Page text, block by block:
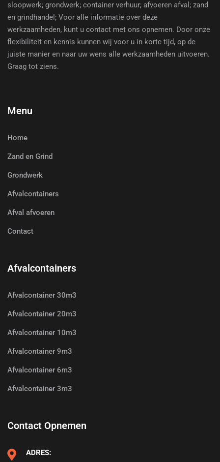
sloopwerk; grondwerk; container verhuur; afvoeren afval; zand
en grindhandel; Voor alle informatie over deze
werkzaamheden, kunt u contact met ons opnemen. Door onze
flexibiliteit en kennis kunnen wij voor u in korte tijd, op de
juiste manier en naar uw wens alle werkzaamheden uitvoeren.
Graag tot ziens.
Menu
Home
Zand en Grind
Grondwerk
Afvalcontainers
Afval afvoeren
Contact
Afvalcontainers
Afvalcontainer 30m3
Afvalcontainer 20m3
Afvalcontainer 10m3
Afvalcontainer 9m3
Afvalcontainer 6m3
Afvalcontainer 3m3
Contact Opnemen
ADRES: